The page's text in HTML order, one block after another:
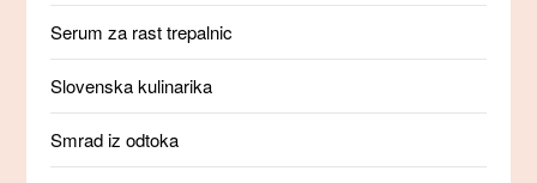
Serum za rast trepalnic
Slovenska kulinarika
Smrad iz odtoka